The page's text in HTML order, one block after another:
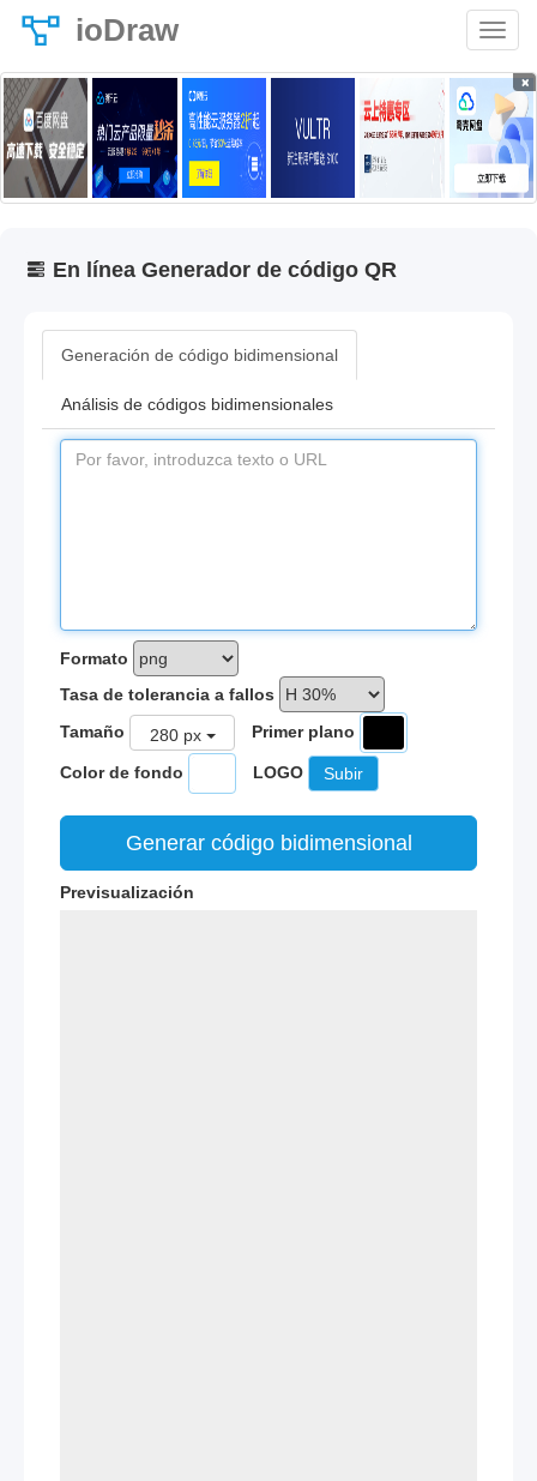
ioDraw
×
En línea Generador de código QR
Generación de código bidimensional
Análisis de códigos bidimensionales
Formato
Tasa de tolerancia a fallos
Tamaño
280px Primer plano
Color de fondo LOGO Subir
Generar código bidimensional
Previsualización